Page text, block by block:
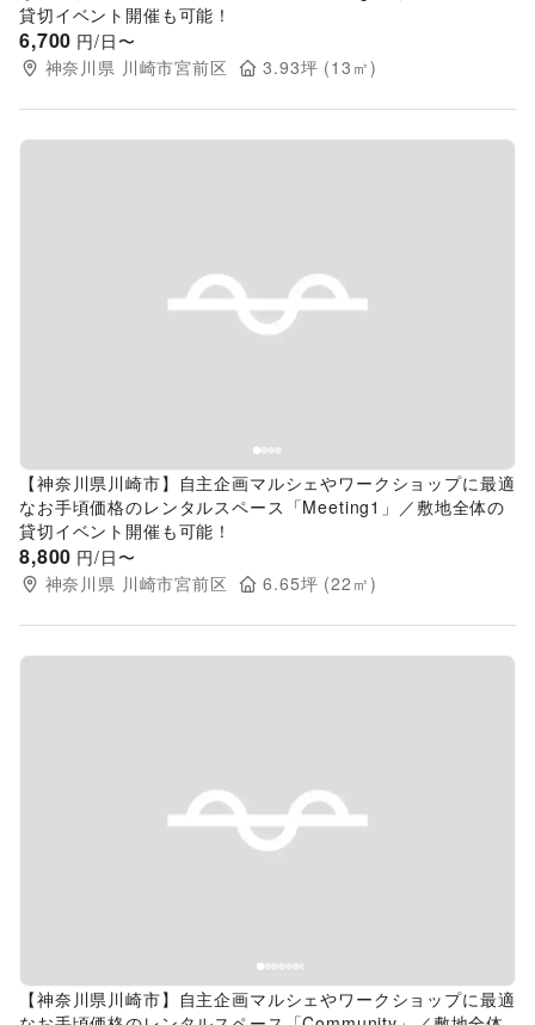
貸切イベント開催も可能！
6,700 円/日〜
神奈川県 川崎市宮前区 3.93坪 (13 ㎡)
Previous slide
【神奈川県川崎市】自主企画マルシェやワークショップに最適
なお手頃価格のレンタルスペース「Meeting1」／敷地全体の
貸切イベント開催も可能！
8,800 円/日〜
神奈川県 川崎市宮前区 6.65坪 (22 ㎡)
Previous slide
【神奈川県川崎市】自主企画マルシェやワークショップに最適